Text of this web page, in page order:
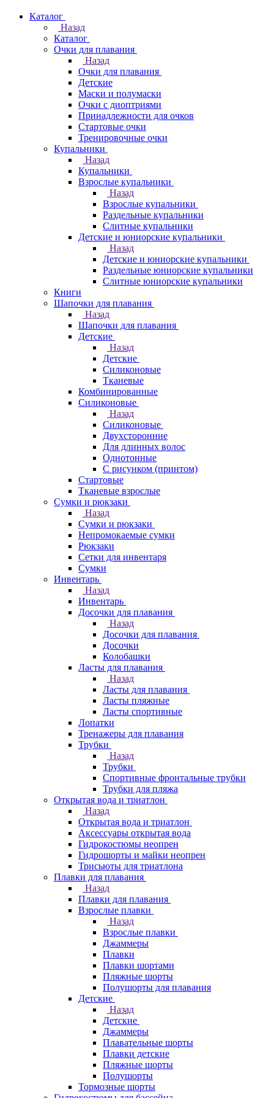
Каталог
Назад
Каталог
Очки для плавания
Назад
Очки для плавания
Детские
Маски и полумаски
Очки с диоптриями
Принадлежности для очков
Стартовые очки
Тренировочные очки
Купальники
Назад
Купальники
Взрослые купальники
Назад
Взрослые купальники
Раздельные купальники
Слитные купальники
Детские и юниорские купальники
Назад
Детские и юниорские купальники
Раздельные юниорские купальники
Слитные юниорские купальники
Книги
Шапочки для плавания
Назад
Шапочки для плавания
Детские
Назад
Детские
Силиконовые
Тканевые
Комбинированные
Силиконовые
Назад
Силиконовые
Двухсторонние
Для длинных волос
Однотонные
С рисунком (принтом)
Стартовые
Тканевые взрослые
Сумки и рюкзаки
Назад
Сумки и рюкзаки
Непромокаемые сумки
Рюкзаки
Сетки для инвентаря
Сумки
Инвентарь
Назад
Инвентарь
Досочки для плавания
Назад
Досочки для плавания
Досочки
Колобашки
Ласты для плавания
Назад
Ласты для плавания
Ласты пляжные
Ласты спортивные
Лопатки
Тренажеры для плавания
Трубки
Назад
Трубки
Спортивные фронтальные трубки
Трубки для пляжа
Открытая вода и триатлон
Назад
Открытая вода и триатлон
Аксессуары открытая вода
Гидрокостюмы неопрен
Гидрошорты и майки неопрен
Трисьюты для триатлона
Плавки для плавания
Назад
Плавки для плавания
Взрослые плавки
Назад
Взрослые плавки
Джаммеры
Плавки
Плавки шортами
Пляжные шорты
Полушорты для плавания
Детские
Назад
Детские
Джаммеры
Плавательные шорты
Плавки детские
Пляжные шорты
Полушорты
Тормозные шорты